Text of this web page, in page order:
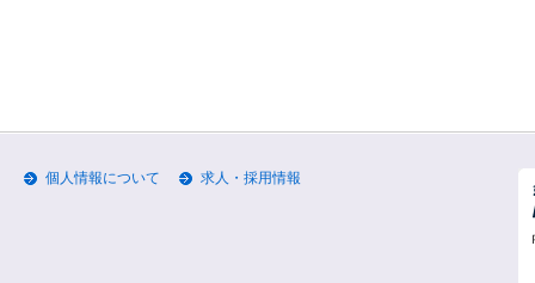
個人情報について 求人・採用情報